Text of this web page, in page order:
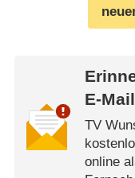
E-Mail
TV
online